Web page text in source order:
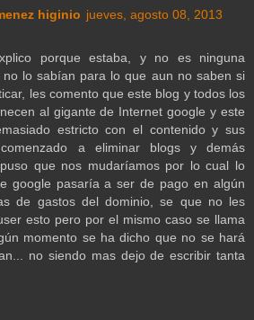
higinio jueves, agosto 08, 2013
porque estaba, y no es ninguna
lo sabían para lo que aun no saben si
les comento que este blog y todos los
al gigante de Internet google y este
estricto con el contenido y sus
a eliminar blogs y demás
que nos mudaríamos por lo cual lo
google pasaría a ser de pago en algún
de gastos del dominio, se que no les
esto pero por el mismo caso se llama
momento se ha dicho que no se hará
no siendo mas dejo de escribir tanta